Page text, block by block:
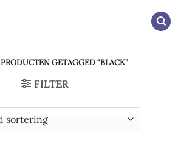
PRODUCTEN GETAGGED “BLACK”
FILTER